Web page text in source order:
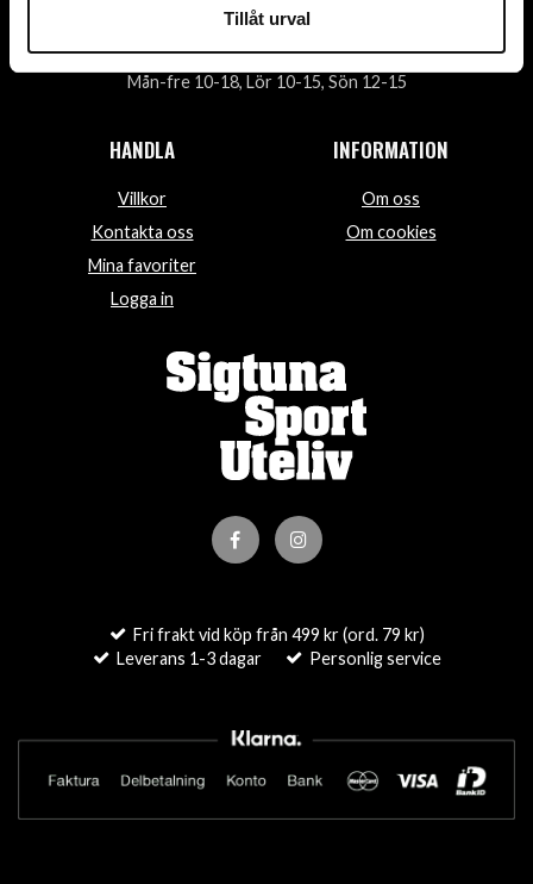
Tillåt urval
Stora Gatan 29, Sigtuna
Öppettider:
Mån-fre 10-18, Lör 10-15, Sön 12-15
HANDLA
Villkor
Kontakta oss
Mina favoriter
Logga in
INFORMATION
Om oss
Om cookies
Fri frakt vid köp från 499 kr (ord. 79 kr)
Leverans 1-3 dagar
Personlig service